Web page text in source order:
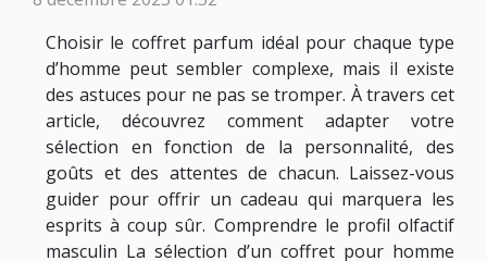
Choisir le coffret parfum idéal pour chaque type
d’homme peut sembler complexe, mais il existe
des astuces pour ne pas se tromper. À travers cet
article, découvrez comment adapter votre
sélection en fonction de la personnalité, des
goûts et des attentes de chacun. Laissez-vous
guider pour offrir un cadeau qui marquera les
esprits à coup sûr. Comprendre le profil olfactif
masculin La sélection d’un coffret pour homme